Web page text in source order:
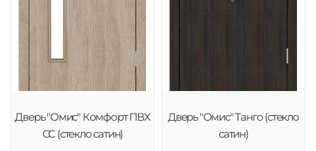
Дверь "Омис" Комфорт ПВХ
СС (стекло сатин)
Дверь "Омис" Танго (стекло
сатин)